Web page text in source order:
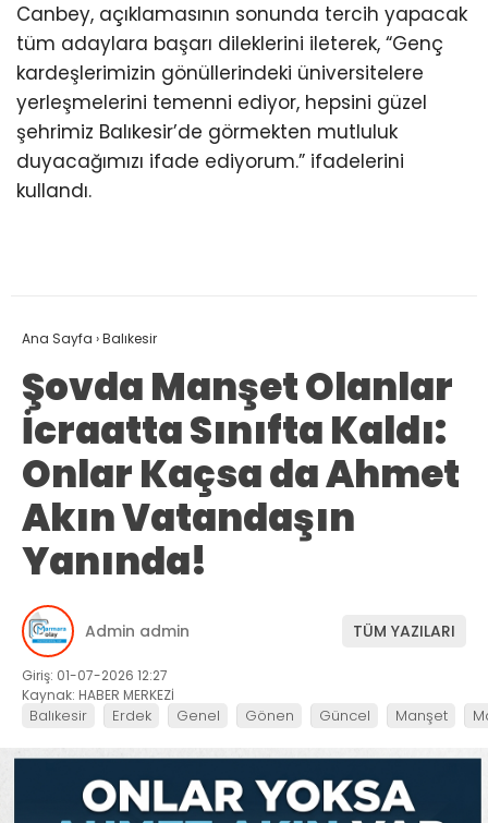
Canbey, açıklamasının sonunda tercih yapacak
tüm adaylara başarı dileklerini ileterek, “Genç
kardeşlerimizin gönüllerindeki üniversitelere
yerleşmelerini temenni ediyor, hepsini güzel
şehrimiz Balıkesir’de görmekten mutluluk
duyacağımızı ifade ediyorum.” ifadelerini
kullandı.
Ana Sayfa ›Balıkesir
Şovda Manşet Olanlar
İcraatta Sınıfta Kaldı:
Onlar Kaçsa da Ahmet
Akın Vatandaşın
Yanında!
Admin admin TÜM YAZILARI
Giriş: 01-07-2026 12:27
Kaynak: HABER MERKEZİ
Balıkesir Erdek Genel Gönen Güncel Manşet